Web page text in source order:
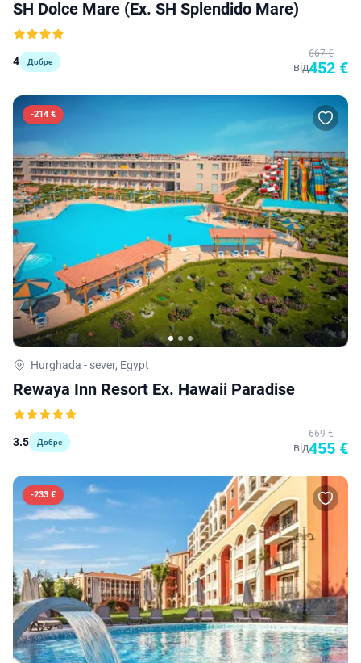
SH Dolce Mare (ex. SH Splendido Mare)
4 Добре від
667 €
452 €
-214 €
Hurghada - sever, Egypt
Rewaya Inn Resort Ex. Hawaii Paradise
3.5 Добре від
669 €
455 €
-233 €